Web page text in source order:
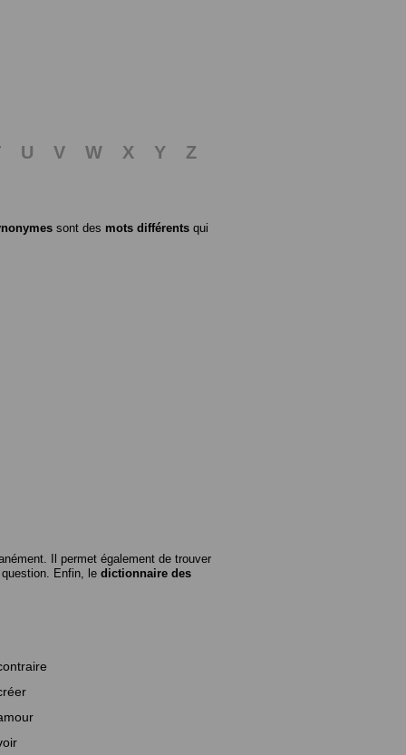
U V W X Y Z
sont des mots différents qui
Il permet également de trouver
Enfin, le dictionnaire des